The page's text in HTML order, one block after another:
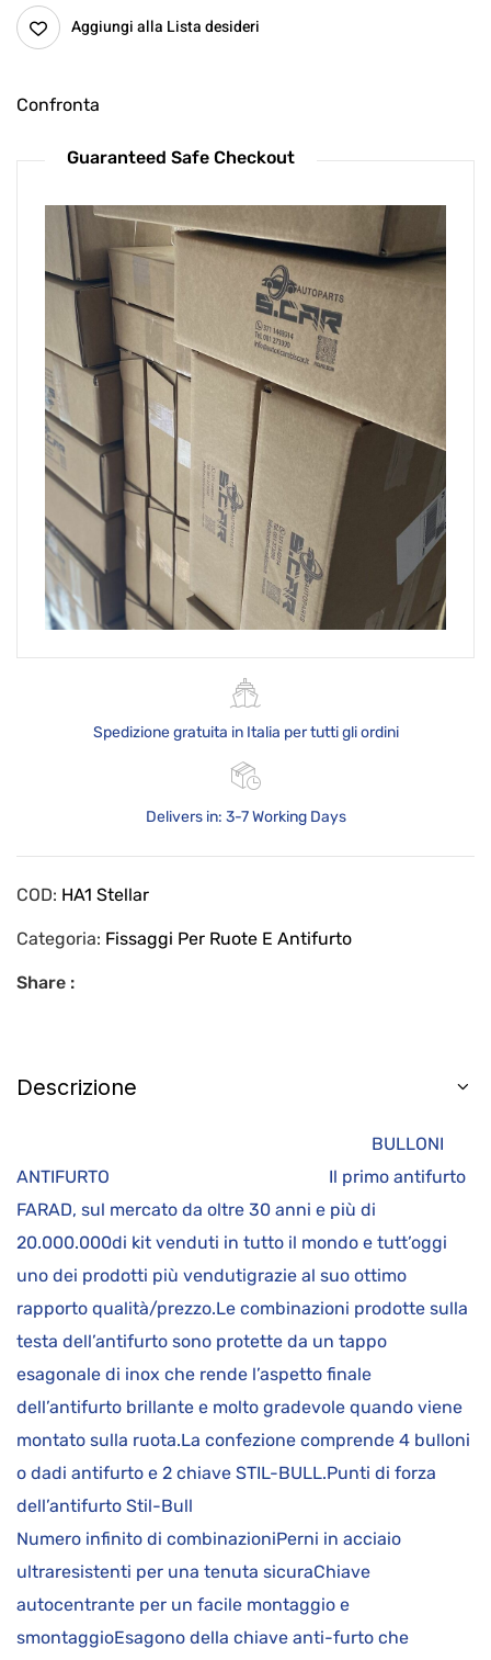
Aggiungi alla Lista desideri
Confronta
Guaranteed Safe Checkout
Spedizione gratuita in Italia per tutti gli ordini
Delivers in: 3-7 Working Days
COD: HA1 Stellar
Categoria: Fissaggi Per Ruote E Antifurto
Share :
Descrizione
BULLONI
ANTIFURTO Il primo antifurto
FARAD, sul mercato da oltre 30 anni e più di
20.000.000di kit venduti in tutto il mondo e tutt’oggi
uno dei prodotti più vendutigrazie al suo ottimo
rapporto qualità/prezzo.Le combinazioni prodotte sulla
testa dell’antifurto sono protette da un tappo
esagonale di inox che rende l’aspetto finale
dell’antifurto brillante e molto gradevole quando viene
montato sulla ruota.La confezione comprende 4 bulloni
o dadi antifurto e 2 chiave STIL-BULL.Punti di forza
dell’antifurto Stil-Bull
Numero infinito di combinazioniPerni in acciaio
ultraresistenti per una tenuta sicuraChiave
autocentrante per un facile montaggio e
smontaggioEsagono della chiave anti-furto che